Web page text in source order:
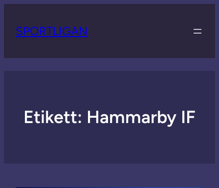
SPORTLIGAN
Etikett: Hammarby IF